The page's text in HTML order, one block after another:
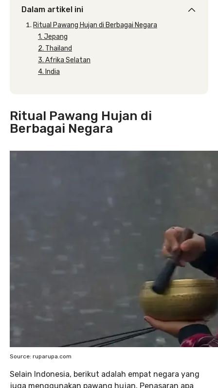
Dalam artikel ini
Ritual Pawang Hujan di Berbagai Negara
1. Jepang
2. Thailand
3. Afrika Selatan
4. India
Ritual Pawang Hujan di
Berbagai Negara
Source: ruparupa.com
Selain Indonesia, berikut adalah empat negara yang
juga menggunakan pawang hujan. Penasaran apa